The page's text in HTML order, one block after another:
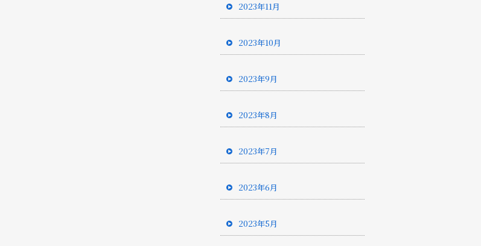
2023年11月
2023年10月
2023年9月
2023年8月
2023年7月
2023年6月
2023年5月